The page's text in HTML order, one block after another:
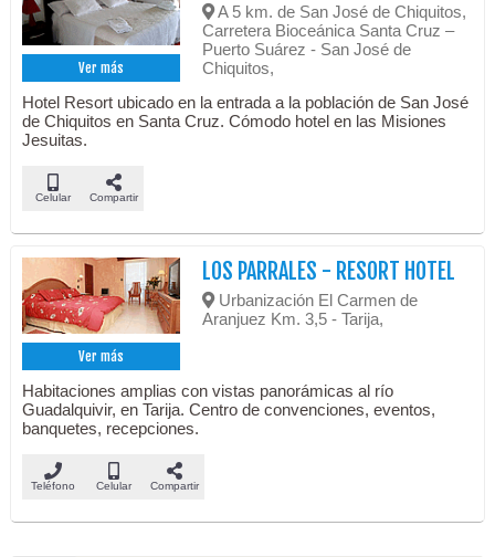
Ver más
A 5 km. de San José de Chiquitos,
Carretera Bioceánica Santa Cruz –
Puerto Suárez - San José de
Chiquitos,
Hotel Resort ubicado en la entrada a la población de San José
de Chiquitos en Santa Cruz. Cómodo hotel en las Misiones
Jesuitas.
Celular Compartir
Ver más
LOS PARRALES - RESORT HOTEL
Urbanización El Carmen de
Aranjuez Km. 3,5 - Tarija,
Habitaciones amplias con vistas panorámicas al río
Guadalquivir, en Tarija. Centro de convenciones, eventos,
banquetes, recepciones.
Teléfono Celular Compartir